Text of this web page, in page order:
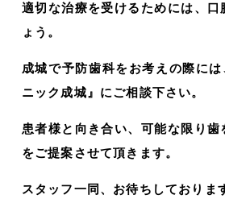
適切な治療を受けるためには、口
ょう。
成城で予防歯科をお考えの際に
ニック成城』にご相談下さい。
患者様と向き合い、可能な限り
をご提案させて頂きます。
スタッフ一同、お待ちしておりま